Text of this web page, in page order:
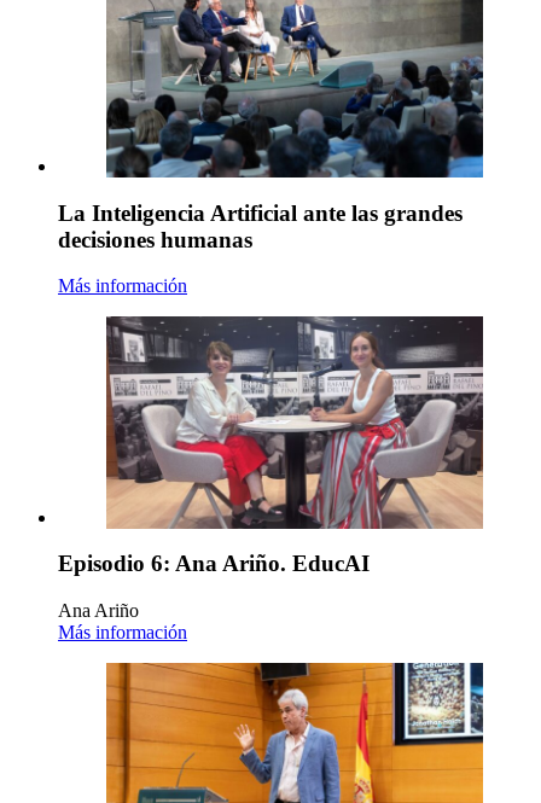
La Inteligencia Artificial ante las grandes
decisiones humanas
Más información
Episodio 6: Ana Ariño. EducAI
Ana Ariño
Más información